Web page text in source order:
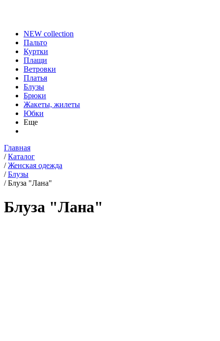
NEW collection
Пальто
Куртки
Плащи
Ветровки
Платья
Блузы
Брюки
Жакеты, жилеты
Юбки
Еще
Главная
/ Каталог
/ Женская одежда
/ Блузы
/ Блуза "Лана"
Блуза "Лана"